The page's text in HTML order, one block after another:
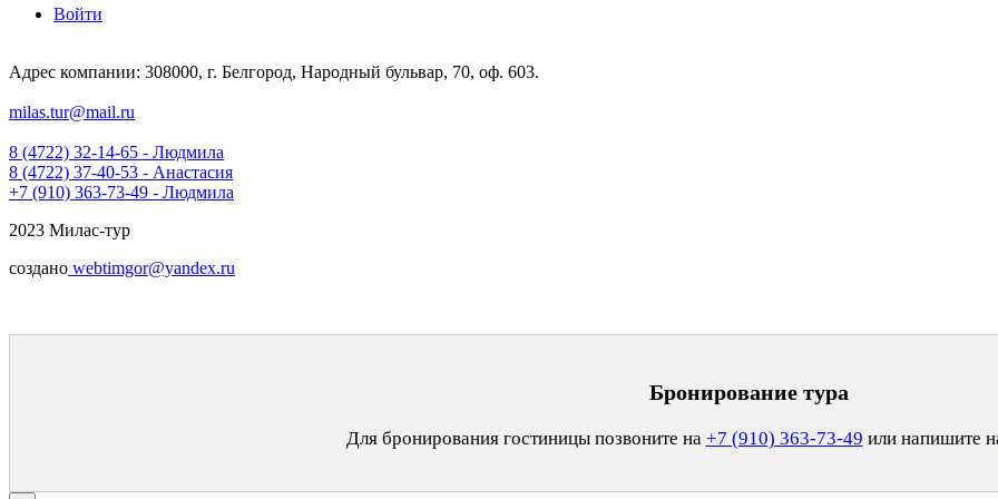
Войти
Адрес компании: 308000, г. Белгород, Народный бульвар, 70, оф. 603.
milas.tur@mail.ru
8 (4722) 32-14-65 - Людмила
8 (4722) 37-40-53 - Анастасия
+7 (910) 363-73-49 - Людмила
2023 Милас-тур
создано webtimgor@yandex.ru
Бронирование тура
Для бронирования гостиницы позвоните на +7 (910) 363-73-49 или напишите